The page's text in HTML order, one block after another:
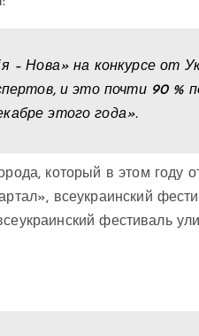
– Нова» на конкурсе от
и это почти 90 %
этого года».
который в этом году
всеукраинский
фестиваль